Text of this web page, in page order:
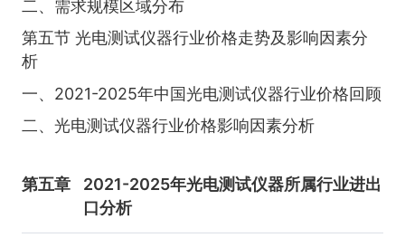
二、需求规模区域分布
第五节 光电测试仪器行业价格走势及影响因素分
析
一、2021-2025年中国光电测试仪器行业价格回顾
二、光电测试仪器行业价格影响因素分析
第五章
2021-2025年光电测试仪器所属行业进出
口分析